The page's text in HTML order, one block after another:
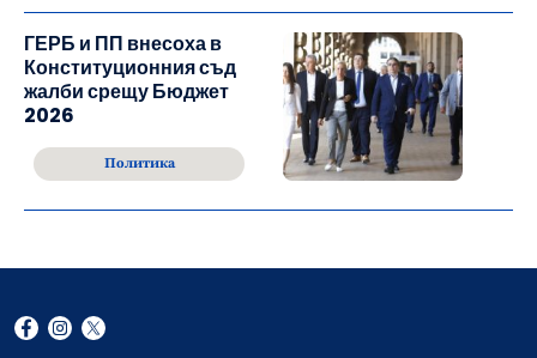
ГЕРБ и ПП внесоха в
Конституционния съд
жалби срещу Бюджет
2026
Политика